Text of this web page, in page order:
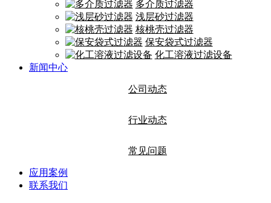
多介质过滤器
浅层砂过滤器
核桃壳过滤器
保安袋式过滤器
化工溶液过滤设备
新闻中心
公司动态
行业动态
常见问题
应用案例
联系我们